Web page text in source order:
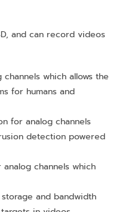
and can record videos
channels which allows the
for humans and
for analog channels
detection powered
channels which
and bandwidth